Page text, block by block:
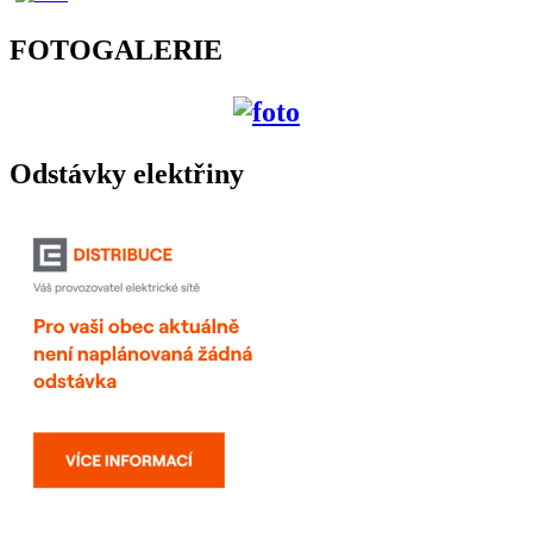
FOTOGALERIE
Odstávky elektřiny